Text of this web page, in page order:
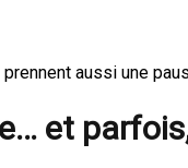
aussi une
et